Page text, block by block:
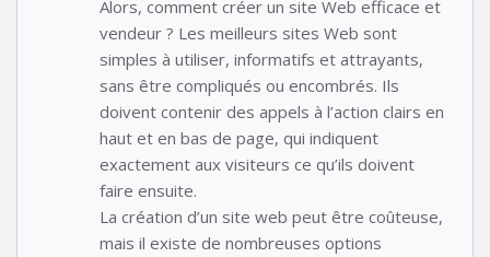
Alors, comment créer un site Web efficace et
vendeur ? Les meilleurs sites Web sont
simples à utiliser, informatifs et attrayants,
sans être compliqués ou encombrés. Ils
doivent contenir des appels à l’action clairs en
haut et en bas de page, qui indiquent
exactement aux visiteurs ce qu’ils doivent
faire ensuite.
La création d’un site web peut être coûteuse,
mais il existe de nombreuses options